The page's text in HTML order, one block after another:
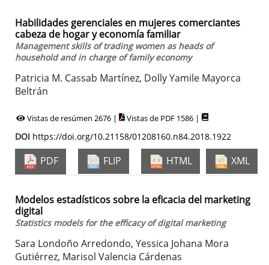
Habilidades gerenciales en mujeres comerciantes
cabeza de hogar y economía familiar
Management skills of trading women as heads of
household and in charge of family economy
Patricia M. Cassab Martínez, Dolly Yamile Mayorca
Beltrán
Vistas de resúmen 2676 | Vistas de PDF 1586 |
DOI https://doi.org/10.21158/01208160.n84.2018.1922
PDF FLIP HTML XML
Modelos estadísticos sobre la eficacia del marketing
digital
Statistics models for the efficacy of digital marketing
Sara Londoño Arredondo, Yessica Johana Mora
Gutiérrez, Marisol Valencia Cárdenas